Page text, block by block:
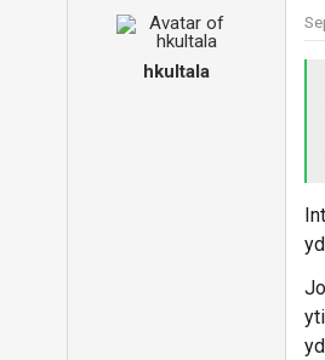
hkultala